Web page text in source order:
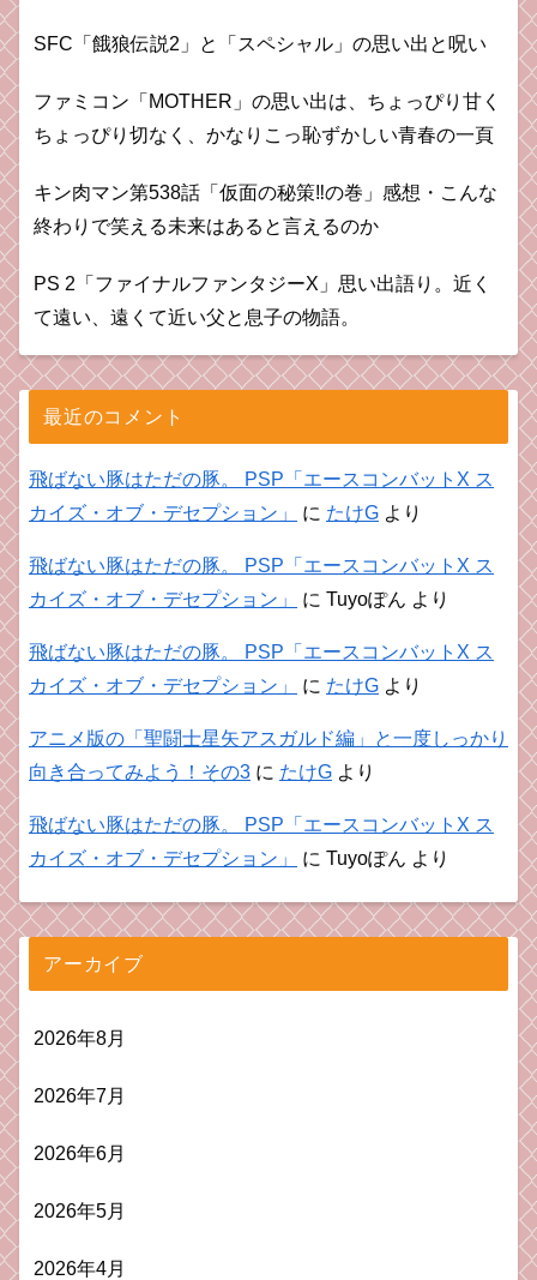
SFC「餓狼伝説2」と「スペシャル」の思い出と呪い
ファミコン「MOTHER」の思い出は、ちょっぴり甘く
ちょっぴり切なく、かなりこっ恥ずかしい青春の一頁
キン肉マン第538話「仮面の秘策‼︎の巻」感想・こんな
終わりで笑える未来はあると言えるのか
PS 2「ファイナルファンタジーX」思い出語り。近く
て遠い、遠くて近い父と息子の物語。
最近のコメント
飛ばない豚はただの豚。 PSP「エースコンバットX ス
カイズ・オブ・デセプション」
に たけG より
飛ばない豚はただの豚。 PSP「エースコンバットX ス
カイズ・オブ・デセプション」
に Tuyoぽん より
飛ばない豚はただの豚。 PSP「エースコンバットX ス
カイズ・オブ・デセプション」
に たけG より
アニメ版の「聖闘士星矢アスガルド編」と一度しっかり
向き合ってみよう！その3 に たけG より
飛ばない豚はただの豚。 PSP「エースコンバットX ス
カイズ・オブ・デセプション」
に Tuyoぽん より
アーカイブ
2026年8月
2026年7月
2026年6月
2026年5月
2026年4月